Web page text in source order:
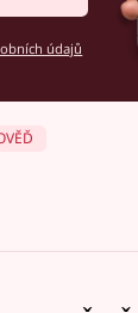
údajů